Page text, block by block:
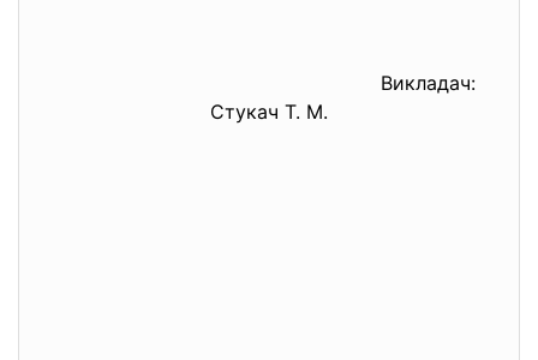
Викладач:
Стукач Т. М.